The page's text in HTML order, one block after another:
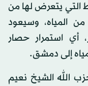
التي يتعرض لها من
المياه، وسيعود
أي استمرار حصار
إلى دمشق.
الله الشيخ نعيم